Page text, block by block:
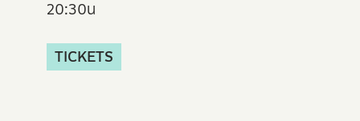
20:30u
TICKETS